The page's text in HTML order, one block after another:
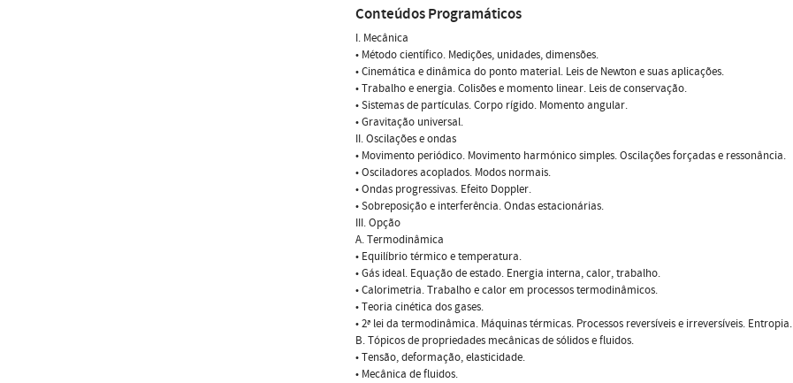
Conteúdos Programáticos
I. Mecânica
• Método científico. Medições, unidades, dimensões.
• Cinemática e dinâmica do ponto material. Leis de Newton e suas aplicações.
• Trabalho e energia. Colisões e momento linear. Leis de conservação.
• Sistemas de partículas. Corpo rígido. Momento angular.
• Gravitação universal.
II. Oscilações e ondas
• Movimento periódico. Movimento harmónico simples. Oscilações forçadas e ressonância.
• Osciladores acoplados. Modos normais.
• Ondas progressivas. Efeito Doppler.
• Sobreposição e interferência. Ondas estacionárias.
III. Opção
A. Termodinâmica
• Equilíbrio térmico e temperatura.
• Gás ideal. Equação de estado. Energia interna, calor, trabalho.
• Calorimetria. Trabalho e calor em processos termodinâmicos.
• Teoria cinética dos gases.
• 2ª lei da termodinâmica. Máquinas térmicas. Processos reversíveis e irreversíveis. Entropia.
B. Tópicos de propriedades mecânicas de sólidos e fluidos.
• Tensão, deformação, elasticidade.
• Mecânica de fluidos.